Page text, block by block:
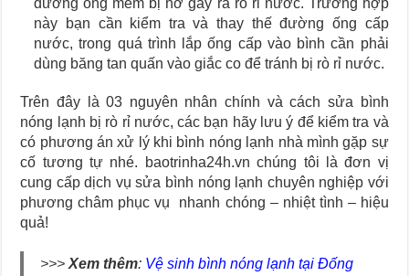
đường ống mềm bị hở gây ra rò rỉ nước. Trường hợp
này bạn cần kiểm tra và thay thế đường ống cấp
nước, trong quá trình lắp ống cấp vào bình cần phải
dùng băng tan quấn vào giắc co để tránh bị rò rỉ nước.
Trên đây là 03 nguyên nhân chính và cách sửa bình
nóng lạnh bị rò rỉ nước, các bạn hãy lưu ý để kiểm tra và
có phương án xử lý khi bình nóng lạnh nhà mình gặp sự
cố tương tự nhé. baotrinha24h.vn chúng tôi là đơn vị
cung cấp dịch vụ sửa bình nóng lạnh chuyên nghiệp với
phương châm phục vụ nhanh chóng – nhiệt tình – hiệu
quả!
>>>Xem thêm: Vệ sinh bình nóng lạnh tại Đống